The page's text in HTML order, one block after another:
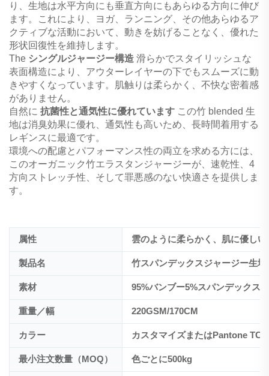
り、生地は水平方向にも垂直方向にもあらゆる方向に伸び
ます。これにより、ヨガ、ランニング、その他あらゆるア
クティブな活動において、動きを妨げることなく、優れた
形状回復性を維持します。
The シングルジャージー構造 滑らかでスタイリッシュな
表面構造により、アウターレイヤーの下でもスムーズに動
きやすくなっています。肌触りは柔らかく、不快な密着感
がありません。
自然に 抗菌性と通気性に優れています この竹 blended 生
地は消臭効果に優れ、通気性も高いため、長時間着用する
レギンスに最適です。
環境への配慮とパフォーマンス性の両立を求める方には、
このオーガニック竹エラスタンジャージーが、速乾性、4
方向ストレッチ性、そして罪悪感のない快適さを提供しま
す。
属性 雲のように柔らかく、肌に優しい
製品名 竹スパンデックスジャージー生地
素材 95%バンブー5%スパンデックス
重量／幅 220GSM/170CM
カラー カスタマイズまたはPantone
最小注文数量（MOQ） 色ごとに500kg